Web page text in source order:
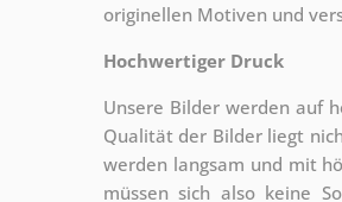
originellen Motiven und
Hochwertiger Druck
Unsere Bilder werden auf
Qualität der Bilder liegt
werden langsam und mit
müssen sich also keine